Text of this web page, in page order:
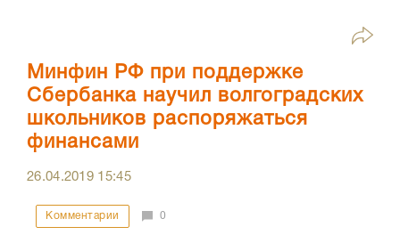
Минфин РФ при поддержке
Сбербанка научил волгоградских
школьников распоряжаться
финансами
26.04.2019 15:45
Комментарии 0